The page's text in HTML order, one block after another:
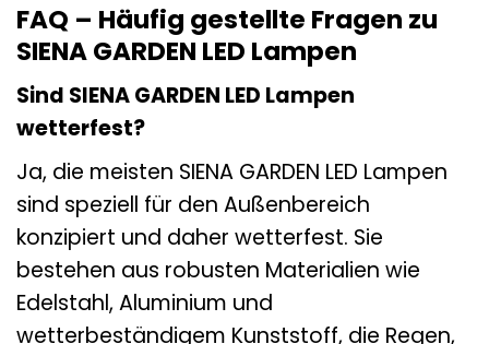
FAQ – Häufig gestellte Fragen zu
SIENA GARDEN LED Lampen
Sind SIENA GARDEN LED Lampen
wetterfest?
Ja, die meisten SIENA GARDEN LED Lampen
sind speziell für den Außenbereich
konzipiert und daher wetterfest. Sie
bestehen aus robusten Materialien wie
Edelstahl, Aluminium und
wetterbeständigem Kunststoff, die Regen,